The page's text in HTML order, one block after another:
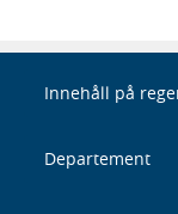
Innehåll på
Departement